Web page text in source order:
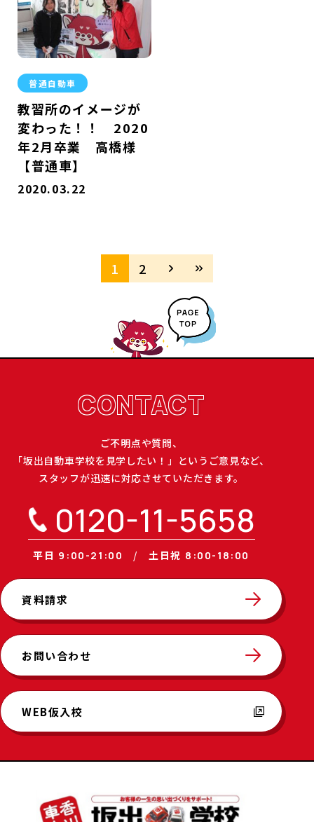
普通自動車
教習所のイメージが
変わった！！ 2020
年2月卒業 高橋様
【普通車】
2020.03.22
1 2
CONTACT
ご不明点や質問、
「坂出自動車学校を見学したい！」というご意見など、
スタッフが迅速に対応させていただきます。
0120-11-5658
平日 9:00-21:00 土日祝 8:00-18:00
資料請求
お問い合わせ
WEB仮入校